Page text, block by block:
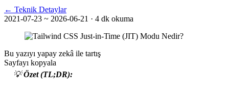
← Teknik Detaylar
2021-07-23 ~ 2026-06-21 · 4 dk okuma
Bu yazıyı yapay zekâ ile tartış
Sayfayı kopyala
💡Özet (TL;DR):